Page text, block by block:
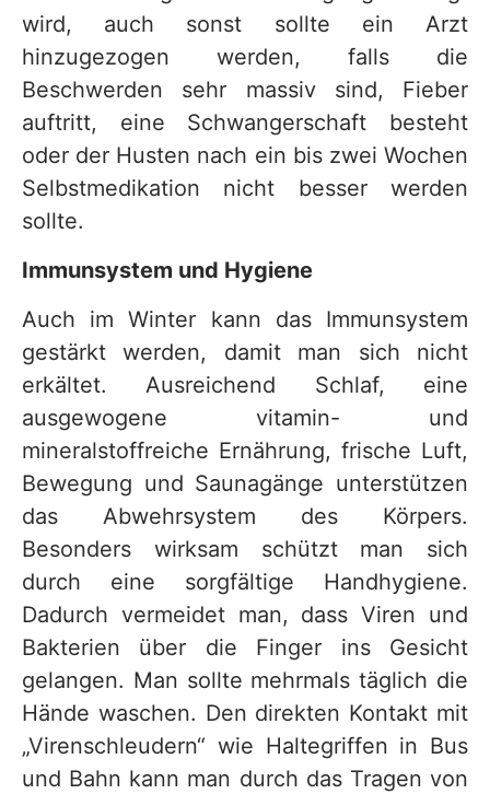
wird, auch sonst sollte ein Arzt
hinzugezogen werden, falls die
Beschwerden sehr massiv sind, Fieber
auftritt, eine Schwangerschaft besteht
oder der Husten nach ein bis zwei Wochen
Selbstmedikation nicht besser werden
sollte.
Immunsystem und Hygiene
Auch im Winter kann das Immunsystem
gestärkt werden, damit man sich nicht
erkältet. Ausreichend Schlaf, eine
ausgewogene vitamin- und
mineralstoffreiche Ernährung, frische Luft,
Bewegung und Saunagänge unterstützen
das Abwehrsystem des Körpers.
Besonders wirksam schützt man sich
durch eine sorgfältige Handhygiene.
Dadurch vermeidet man, dass Viren und
Bakterien über die Finger ins Gesicht
gelangen. Man sollte mehrmals täglich die
Hände waschen. Den direkten Kontakt mit
„Virenschleudern“ wie Haltegriffen in Bus
und Bahn kann man durch das Tragen von